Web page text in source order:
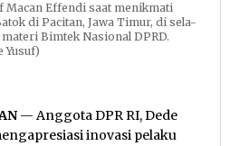
Macan Effendi saat menikmati
di Pacitan, Jawa Timur, di sela-
Bimtek Nasional DPRD.
Yusuf)
— Anggota DPR RI, Dede
inovasi pelaku